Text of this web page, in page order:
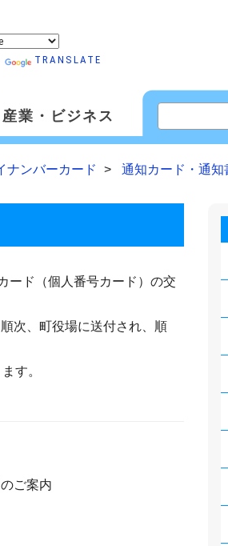
TRANSLATE
産業・ビジネス
ナンバーカード 通知カード・通知
ード（個人番号カード）の交
次、町役場に送付され、順
す。
ご案内